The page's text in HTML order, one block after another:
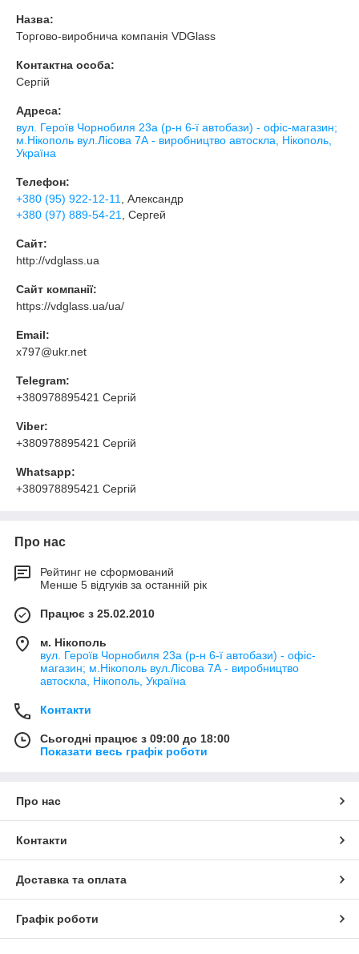
Назва:
Торгово-виробнича компанія VDGlass
Контактна особа:
Сергій
Адреса:
вул. Героїв Чорнобиля 23а (р-н 6-ї автобази) - офіс-магазин;
м.Нікополь вул.Лісова 7А - виробництво автоскла, Нікополь,
Україна
Телефон:
+380 (95) 922-12-11
, Александр
+380 (97) 889-54-21
, Сергей
Сайт:
http://vdglass.ua
Сайт компанії:
https://vdglass.ua/ua/
Email:
x797@ukr.net
Telegram:
+380978895421 Сергій
Viber:
+380978895421 Сергій
Whatsapp:
+380978895421 Сергій
Про нас
Рейтинг не сформований
Менше 5 відгуків за останній рік
Працює з 25.02.2010
м. Нікополь
вул. Героїв Чорнобиля 23а (р-н 6-ї автобази) - офіс-
магазин; м.Нікополь вул.Лісова 7А - виробництво
автоскла, Нікополь, Україна
Контакти
Сьогодні працює з 09:00 до 18:00
Показати весь графік роботи
Про нас
Контакти
Доставка та оплата
Графік роботи